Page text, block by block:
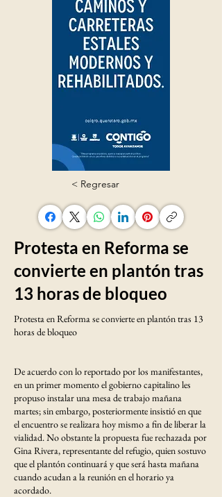
< Regresar
Protesta en Reforma se
convierte en plantón tras
13 horas de bloqueo
Protesta en Reforma se convierte en plantón tras 13
horas de bloqueo
De acuerdo con lo reportado por los manifestantes,
en un primer momento el gobierno capitalino les
propuso instalar una mesa de trabajo mañana
martes; sin embargo, posteriormente insistió en que
el encuentro se realizara hoy mismo a fin de liberar la
vialidad. No obstante la propuesta fue rechazada por
Gina Rivera, representante del refugio, quien sostuvo
que el plantón continuará y que será hasta mañana
cuando acudan a la reunión en el horario ya
acordado.